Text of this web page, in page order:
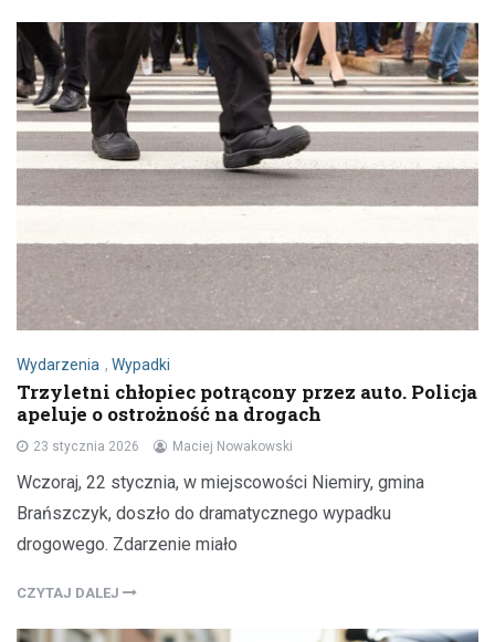
Wydarzenia , Wypadki
Trzyletni chłopiec potrącony przez auto. Policja
apeluje o ostrożność na drogach
23 stycznia 2026 Maciej Nowakowski
Wczoraj, 22 stycznia, w miejscowości Niemiry, gmina
Brańszczyk, doszło do dramatycznego wypadku
drogowego. Zdarzenie miało
CZYTAJ DALEJ